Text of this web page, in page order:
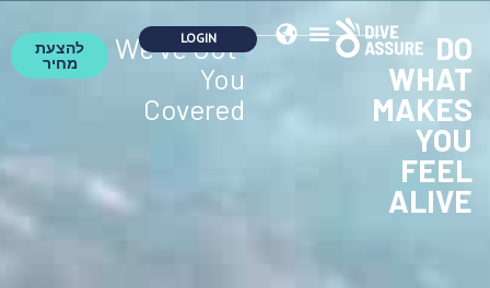
DO
WHAT
MAKES
YOU
FEEL
ALIVE
.
We've Got
You
Covered
להצעת
מחיר